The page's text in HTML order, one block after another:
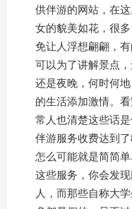
供伴游的网站，在
女的貌美如花，很
免让人浮想翩翩，
可以为了讲解景点
还是夜晚，何时何
的生活添加激情。
常人也清楚这些话
伴游服务收费达到
怎么可能就是简简
这些服务，你会发
人，而那些自称大